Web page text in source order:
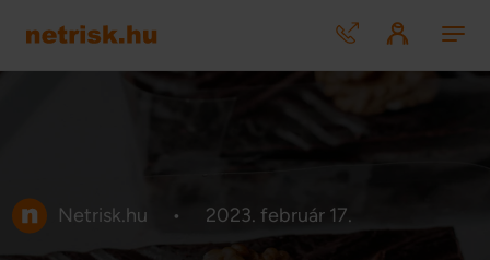
Netrisk.hu • 2023. február 17.